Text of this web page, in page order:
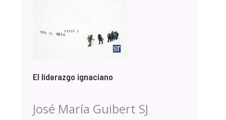
El liderazgo ignaciano
José María Guibert SJ